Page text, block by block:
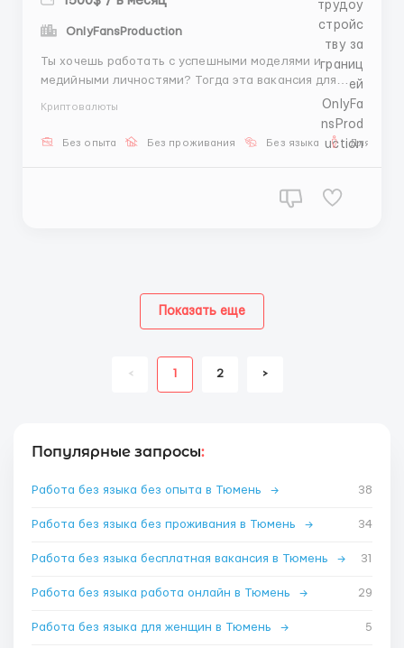
OnlyFansProduction
Ты хочешь работать с успешными моделями и
медийными личностями? Тогда эта вакансия для
тебя! Присоединяйся к команде скаутов и кастинг-
менеджеров и зарабатывай от 1500$ и больше! 💵
График 5/2, ставка от 350$ до 750$, плюс бонусы! 💥
Криптовалюты
Без опыта Без проживания Без языка Для
< 1 2 >
Показать еще
Популярные запросы:
Работа без языка без опыта в Тюмень → 38
Работа без языка без проживания в Тюмень → 34
Работа без языка бесплатная вакансия в Тюмень → 31
Работа без языка работа онлайн в Тюмень → 29
Работа без языка для женщин в Тюмень → 5